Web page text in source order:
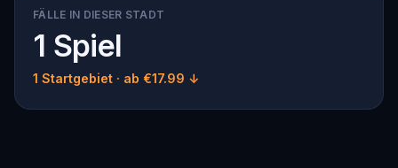
FÄLLE IN DIESER STADT
1 Spiel
1 Startgebiet · ab €17.99 ↓